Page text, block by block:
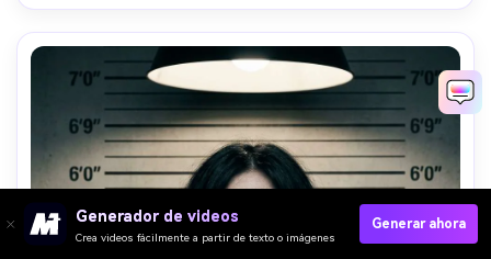
Generador de videos
Crea videos fácilmente a partir de texto o imágenes
Generar ahora